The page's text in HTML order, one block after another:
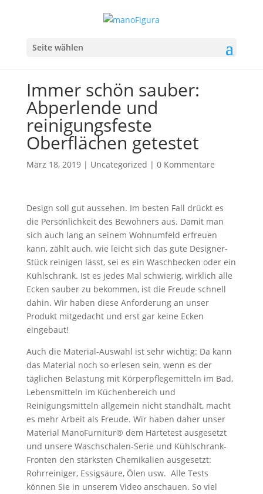
Seite wählen
Immer schön sauber:
Abperlende und
reinigungsfeste
Oberflächen getestet
März 18, 2019| Uncategorized | 0 Kommentare
Design soll gut aussehen. Im besten Fall drückt es
die Persönlichkeit des Bewohners aus. Damit man
sich auch lang an seinem Wohnumfeld erfreuen
kann, zählt auch, wie leicht sich das gute Designer-
Stück reinigen lässt, sei es ein Waschbecken oder ein
Kühlschrank. Ist es jedes Mal schwierig, wirklich alle
Ecken sauber zu bekommen, ist die Freude schnell
dahin. Wir haben diese Anforderung an unser
Produkt mitgedacht und erst gar keine Ecken
eingebaut!
Auch die Material-Auswahl ist sehr wichtig: Da kann
das Material noch so erlesen sein, wenn es der
täglichen Belastung mit Körperpflegemitteln im Bad,
Lebensmitteln im Küchenbereich und
Reinigungsmitteln allgemein nicht standhält, macht
es mehr Arbeit als Freude. Wir haben daher unser
Material ManoFurnitur® dem Härtetest ausgesetzt
und unsere Waschschalen-Serie und Kühlschrank-
Fronten den stärksten Chemikalien ausgesetzt:
Rohrreiniger, Essigsäure, Ölen usw. Alle Tests
können Sie in unserem Video anschauen. So viel